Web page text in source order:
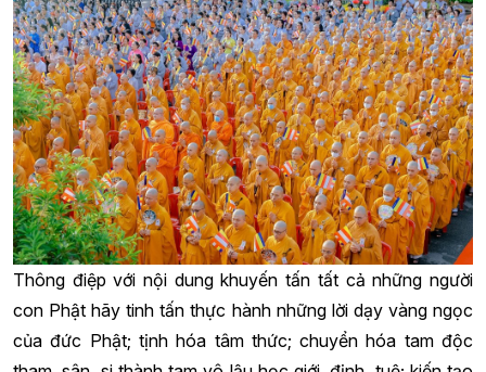
Thông điệp với nội dung khuyến tấn tất cả những người
con Phật hãy tinh tấn thực hành những lời dạy vàng ngọc
của đức Phật; tịnh hóa tâm thức; chuyển hóa tam độc